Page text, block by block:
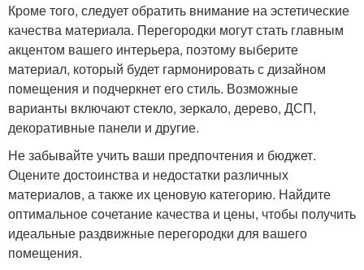
Кроме того, следует обратить внимание на эстетические
качества материала. Перегородки могут стать главным
акцентом вашего интерьера, поэтому выберите
материал, который будет гармонировать с дизайном
помещения и подчеркнет его стиль. Возможные
варианты включают стекло, зеркало, дерево, ДСП,
декоративные панели и другие.
Не забывайте учить ваши предпочтения и бюджет.
Оцените достоинства и недостатки различных
материалов, а также их ценовую категорию. Найдите
оптимальное сочетание качества и цены, чтобы получить
идеальные раздвижные перегородки для вашего
помещения.